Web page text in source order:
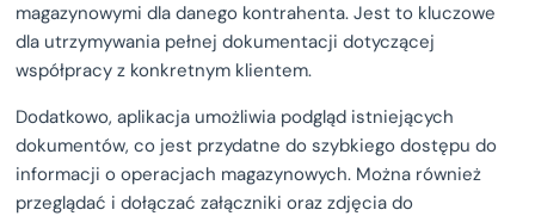
magazynowymi dla danego kontrahenta. Jest to kluczowe
dla utrzymywania pełnej dokumentacji dotyczącej
współpracy z konkretnym klientem.
Dodatkowo, aplikacja umożliwia podgląd istniejących
dokumentów, co jest przydatne do szybkiego dostępu do
informacji o operacjach magazynowych. Można również
przeglądać i dołączać załączniki oraz zdjęcia do